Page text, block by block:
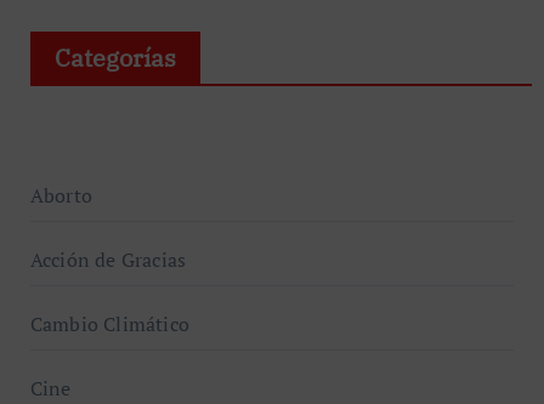
Categorías
Aborto
Acción de Gracias
Cambio Climático
Cine